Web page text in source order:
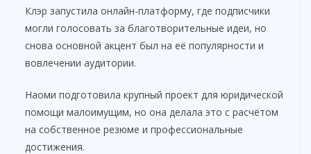
Клэр запустила онлайн-платформу, где подписчики
могли голосовать за благотворительные идеи, но
снова основной акцент был на её популярности и
вовлечении аудитории.
Наоми подготовила крупный проект для юридической
помощи малоимущим, но она делала это с расчётом
на собственное резюме и профессиональные
достижения.